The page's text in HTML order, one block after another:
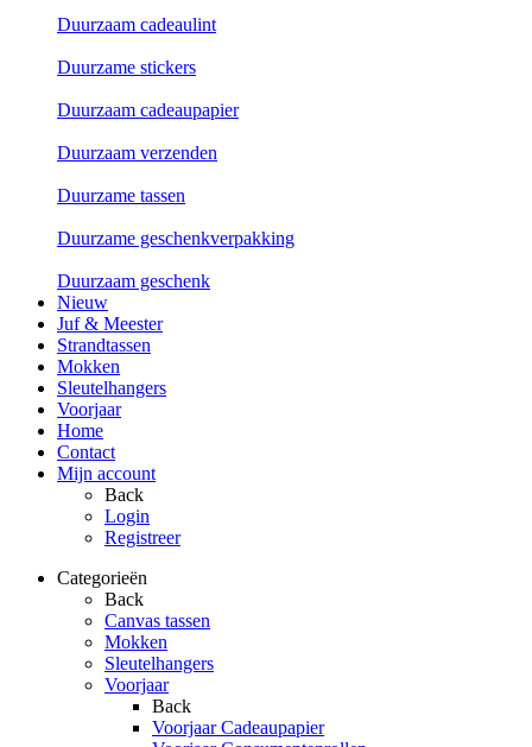
Duurzaam cadeaulint
Duurzame stickers
Duurzaam cadeaupapier
Duurzaam verzenden
Duurzame tassen
Duurzame geschenkverpakking
Duurzaam geschenk
Nieuw
Juf & Meester
Strandtassen
Mokken
Sleutelhangers
Voorjaar
Home
Contact
Mijn account
Back
Login
Registreer
Categorieën
Back
Canvas tassen
Mokken
Sleutelhangers
Voorjaar
Back
Voorjaar Cadeaupapier